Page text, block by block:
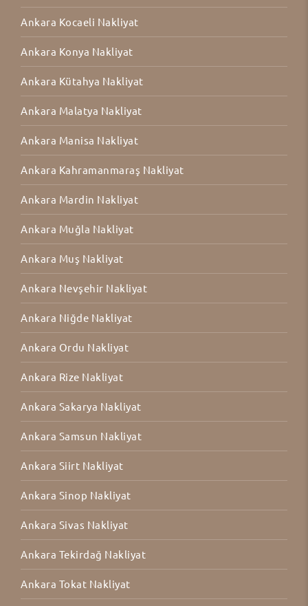
Ankara Kocaeli Nakliyat
Ankara Konya Nakliyat
Ankara Kütahya Nakliyat
Ankara Malatya Nakliyat
Ankara Manisa Nakliyat
Ankara Kahramanmaraş Nakliyat
Ankara Mardin Nakliyat
Ankara Muğla Nakliyat
Ankara Muş Nakliyat
Ankara Nevşehir Nakliyat
Ankara Niğde Nakliyat
Ankara Ordu Nakliyat
Ankara Rize Nakliyat
Ankara Sakarya Nakliyat
Ankara Samsun Nakliyat
Ankara Siirt Nakliyat
Ankara Sinop Nakliyat
Ankara Sivas Nakliyat
Ankara Tekirdağ Nakliyat
Ankara Tokat Nakliyat